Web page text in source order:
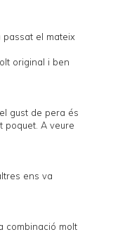
passat el mateix
original i ben
gust de pera és
poquet. A veure
ens va
combinació molt